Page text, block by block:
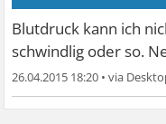
Blutdruck kann ich
schwindlig oder so.
26.04.2015 18:20 •